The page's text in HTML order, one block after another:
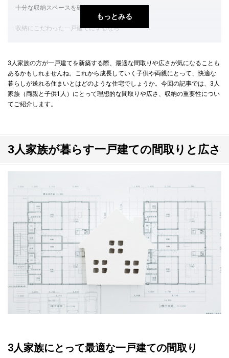
もっとみる
十分な収納スペースを確保しよう
収納にこだわった一戸建てにするなら
3人家族の方が一戸建てを新築する際、最適な間取りや広さが気になることも
あるかもしれませんね。これから成長していく子供や両親にとって、快適な
暮らしが送れる住まいとはどのような住宅でしょうか。今回の記事では、3人
家族（両親と子供1人）にとって理想的な間取りや広さ、収納の重要性につい
てご紹介します。
3人家族が暮らす一戸建ての間取りと広さ
3人家族にとって最適な一戸建ての間取り